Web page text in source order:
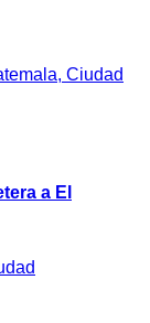
Ciudad
a El